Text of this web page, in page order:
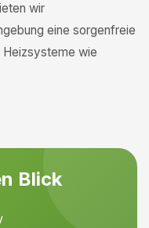
wir
eine sorgenfreie
wie
Blick